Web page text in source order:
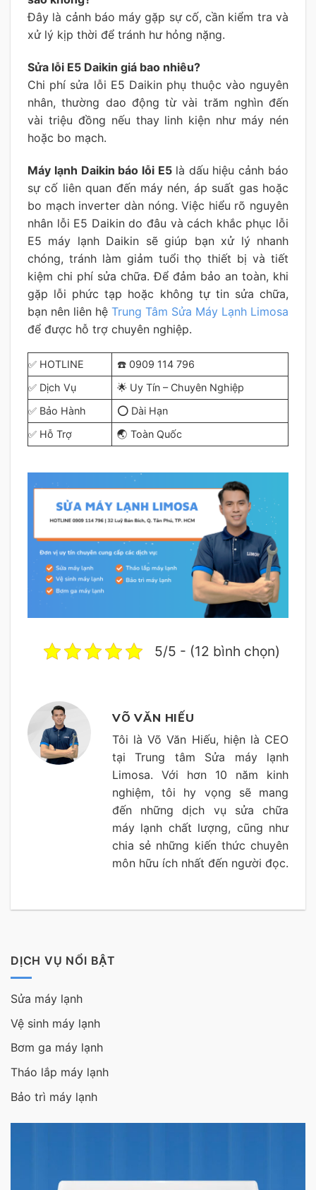
Đây là cảnh báo máy gặp sự cố, cần kiểm tra và
xử lý kịp thời để tránh hư hỏng nặng.
Sửa lỗi E5 Daikin giá bao nhiêu?
Chi phí sửa lỗi E5 Daikin phụ thuộc vào nguyên
nhân, thường dao động từ vài trăm nghìn đến
vài triệu đồng nếu thay linh kiện như máy nén
hoặc bo mạch.
Máy lạnh Daikin báo lỗi E5 là dấu hiệu cảnh báo
sự cố liên quan đến máy nén, áp suất gas hoặc
bo mạch inverter dàn nóng. Việc hiểu rõ nguyên
nhân lỗi E5 Daikin do đâu và cách khắc phục lỗi
E5 máy lạnh Daikin sẽ giúp bạn xử lý nhanh
chóng, tránh làm giảm tuổi thọ thiết bị và tiết
kiệm chi phí sửa chữa. Để đảm bảo an toàn, khi
gặp lỗi phức tạp hoặc không tự tin sửa chữa,
bạn nên liên hệ Trung Tâm Sửa Máy Lạnh Limosa
để được hỗ trợ chuyên nghiệp.
✅ HOTLINE
☎️ 0909 114 796
✅ Dịch Vụ
🌟 Uy Tín – Chuyên Nghiệp
✅ Bảo Hành
⭕ Dài Hạn
✅ Hỗ Trợ
🌏 Toàn Quốc
5/5 - (12 bình chọn)
VÕ VĂN HIẾU
Tôi là Võ Văn Hiếu, hiện là CEO
tại Trung tâm Sửa máy lạnh
Limosa. Với hơn 10 năm kinh
nghiệm, tôi hy vọng sẽ mang
đến những dịch vụ sửa chữa
máy lạnh chất lượng, cũng như
chia sẻ những kiến thức chuyên
môn hữu ích nhất đến người đọc.
DỊCH VỤ NỔI BẬT
Sửa máy lạnh
Vệ sinh máy lạnh
Bơm ga máy lạnh
Tháo lắp máy lạnh
Bảo trì máy lạnh